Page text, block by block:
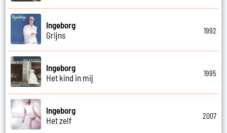
Ingeborg
Grijns
1992
Ingeborg
Het kind in mij
1995
Ingeborg
Het zelf
2007